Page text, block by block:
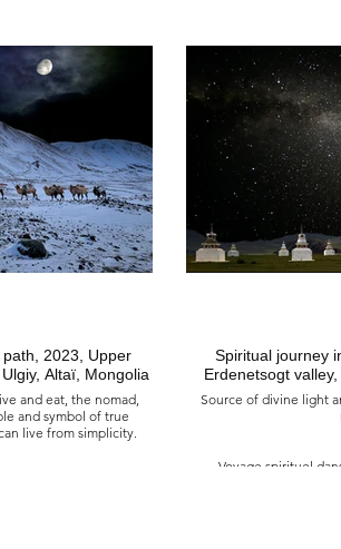
beautiful... But perhaps
executioner of men’s
them while
and there a whole
these kurgans,
sacred places where
buried.
Türks bleus, 2023
550 apr. J.-C, vallée de
Mongolie
çà et là, au fil des
et aux esprits des
sortes de mégalithes
communiquer le
du céleste ; les
de l'ère des Türk,
sous lesquelles, mises
Ils voient tant
boivent tant de
brûlent des flammes
courage qui les
誕生於文明
西元前 2600 年，馬
他們看到了如此多的地
中汲取了如此之多，以
和勇氣滋養的火焰，這
2023, Upper
Altaï, Mongolia
and eat, the nomad,
and symbol of true
live from simplicity.
Spiritual journey
Erdenetsogt
Source of divine light
Voyage spirituel